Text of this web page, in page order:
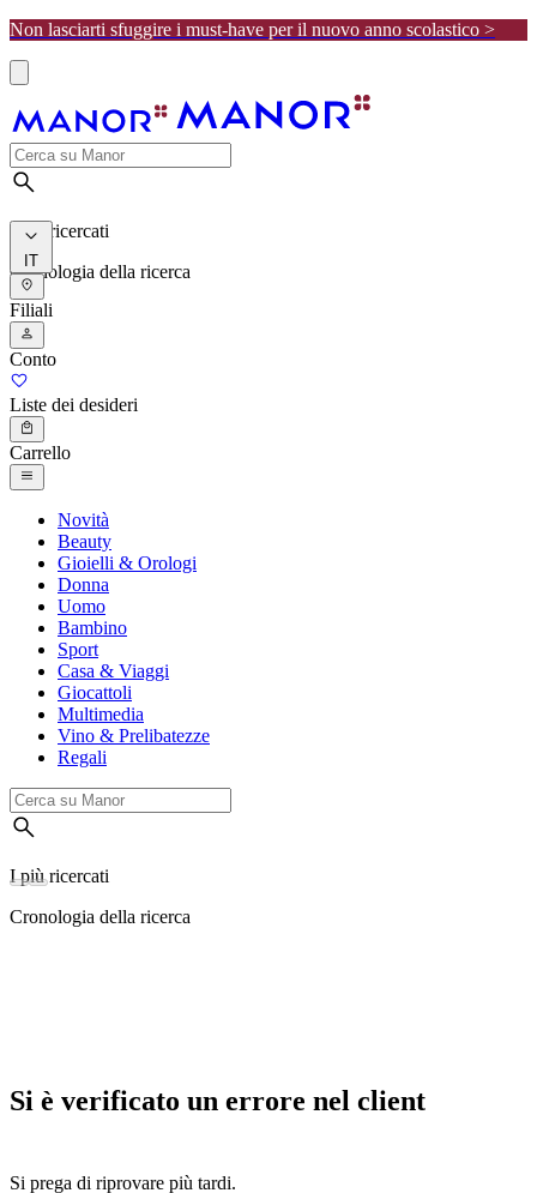
Non lasciarti sfuggire i must-have per il nuovo anno scolastico >
I più ricercati
Cronologia della ricerca
IT
Filiali
Conto
Liste dei desideri
Carrello
Novità
Beauty
Gioielli & Orologi
Donna
Uomo
Bambino
Sport
Casa & Viaggi
Giocattoli
Multimedia
Vino & Prelibatezze
Regali
I più ricercati
Cronologia della ricerca
Si è verificato un errore nel client
Si prega di riprovare più tardi.